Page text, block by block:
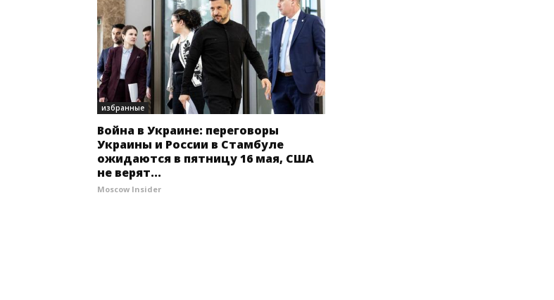
избранные
Война в Украине: переговоры
Украины и России в Стамбуле
ожидаются в пятницу 16 мая, США
не верят...
Moscow Insider